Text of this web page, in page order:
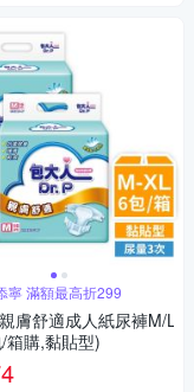
寧 滿額最高折299
膚舒適成人紙尿褲M/L
箱購,黏貼型)